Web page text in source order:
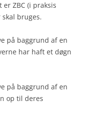
ZBC (i praksis
bruges.
på baggrund af en
har haft et døgn
på baggrund af en
op til deres